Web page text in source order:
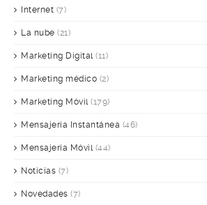
Internet (7)
La nube (21)
Marketing Digital(11)
Marketing médico (2)
Marketing Móvil(179)
Mensajería Instantánea (46)
Mensajería Móvil(44)
Noticias (7)
Novedades (7)